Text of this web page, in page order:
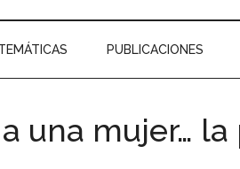
PUBLICACIONES
una mujer…